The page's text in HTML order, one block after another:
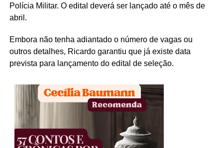
Polícia Militar. O edital deverá ser lançado até o mês de
abril.
Embora não tenha adiantado o número de vagas ou
outros detalhes, Ricardo garantiu que já existe data
prevista para lançamento do edital de seleção.